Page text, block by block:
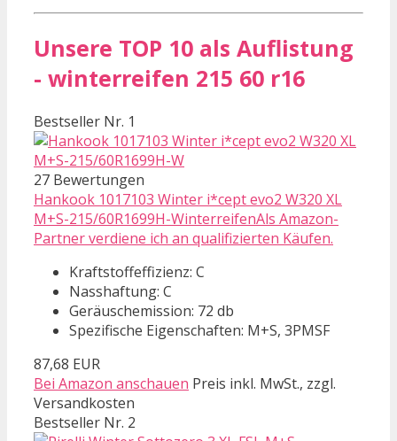
Unsere TOP 10 als Auflistung
- winterreifen 215 60 r16
Bestseller Nr. 1
27 Bewertungen
Hankook 1017103 Winter i*cept evo2 W320 XL
M+S-215/60R1699H-WinterreifenAls Amazon-
Partner verdiene ich an qualifizierten Käufen.
Kraftstoffeffizienz: C
Nasshaftung: C
Geräuschemission: 72 db
Spezifische Eigenschaften: M+S, 3PMSF
87,68 EUR
Bei Amazon anschauen Preis inkl. MwSt., zzgl.
Versandkosten
Bestseller Nr. 2